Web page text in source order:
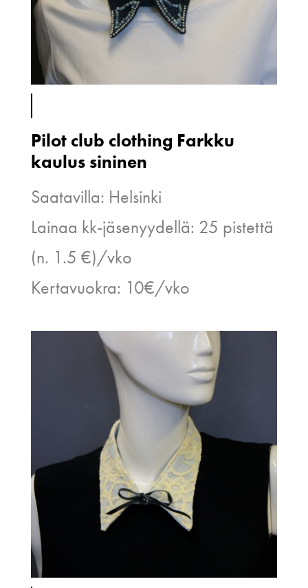
Pilot club clothing Farkku
kaulus sininen
Saatavilla: Helsinki
Lainaa kk-jäsenyydellä: 25 pistettä
(n. 1.5 €)/vko
Kertavuokra: 10€/vko